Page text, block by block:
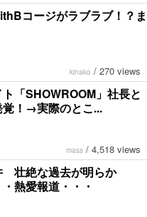
コージがラブラブ！？ま
kinako / 270 views
「SHOWROOM」社長と
！→実際のとこ...
mass / 4,518 views
壮絶な過去が明らか
熱愛報道・・・